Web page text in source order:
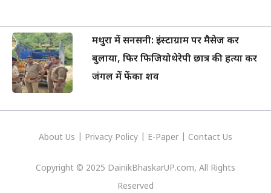
मथुरा में सनसनी: इंस्टाग्राम पर मैसेज कर
बुलाया, फिर फिजियोथेरेपी छात्र की हत्या कर
जंगल में फेंका शव
About Us Privacy Policy E-Paper Contact Us
Copyright © 2025 DainikBhaskarUP.com, All Rights
Reserved